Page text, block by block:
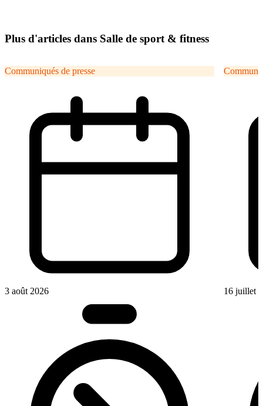
Plus d'articles dans Salle de sport & fitness
Communiqués de presse
3 août 2026 16 juillet